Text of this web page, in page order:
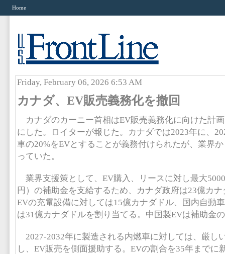
Home
Friday, February 06, 2026 6:53 AM
カナダ、EV販売義務化を撤回
カナダのカーニー首相はEV販売義務化に向けた計
にした。ロイターが報じた。カナダでは2023年に、
車の20%をEVとすることが義務付けられたが、業界
っていた。
業界支援策として、EV購入、リースに対し最大
円）の補助金を支給するため、カナダ政府は23億カ
EVの充電設備に対しては15億カナダドル、国内自動
は31億カナダドルを割り当てる。中国製EVは補助金
2027-2032年に製造される内燃車に対しては、厳し
し、EV販売を側面援助する。EVの割合を35年までに